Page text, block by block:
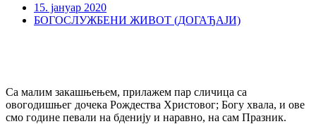
15. јануар 2020
БОГОСЛУЖБЕНИ ЖИВОТ (ДОГАЂАЈИ)
Са малим закашњењем, прилажем пар сличица са
овогодишњег дочека Рождества Христовог; Богу хвала, и ове
смо године певали на бденију и наравно, на сам Празник.